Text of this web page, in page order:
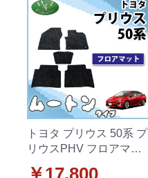
トヨタ プリウス 50系 プ
リウスPHV フロアマッ
￥17,800